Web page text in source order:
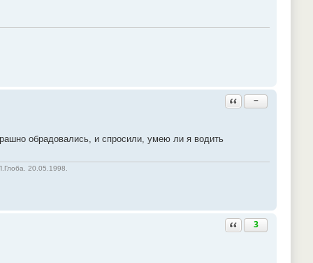
Ответить с цитатой
−
обрадовались, и спросили, умею ли я водить
20.05.1998.
Ответить с цитатой
3